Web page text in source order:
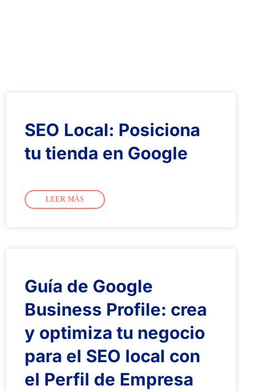
SEO Local: Posiciona
tu tienda en Google
LEER MÁS
Guía de Google
Business Profile: crea
y optimiza tu negocio
para el SEO local con
el Perfil de Empresa